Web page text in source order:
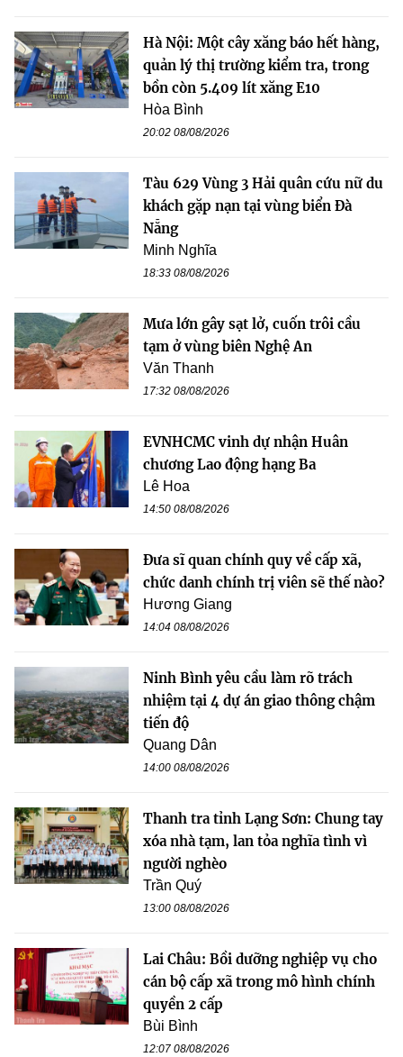
Hà Nội: Một cây xăng báo hết hàng,
quản lý thị trường kiểm tra, trong
bồn còn 5.409 lít xăng E10
Hòa Bình
20:02 08/08/2026
Tàu 629 Vùng 3 Hải quân cứu nữ du
khách gặp nạn tại vùng biển Đà
Nẵng
Minh Nghĩa
18:33 08/08/2026
Mưa lớn gây sạt lở, cuốn trôi cầu
tạm ở vùng biên Nghệ An
Văn Thanh
17:32 08/08/2026
EVNHCMC vinh dự nhận Huân
chương Lao động hạng Ba
Lê Hoa
14:50 08/08/2026
Đưa sĩ quan chính quy về cấp xã,
chức danh chính trị viên sẽ thế nào?
Hương Giang
14:04 08/08/2026
Ninh Bình yêu cầu làm rõ trách
nhiệm tại 4 dự án giao thông chậm
tiến độ
Quang Dân
14:00 08/08/2026
Thanh tra tỉnh Lạng Sơn: Chung tay
xóa nhà tạm, lan tỏa nghĩa tình vì
người nghèo
Trần Quý
13:00 08/08/2026
Lai Châu: Bồi dưỡng nghiệp vụ cho
cán bộ cấp xã trong mô hình chính
quyền 2 cấp
Bùi Bình
12:07 08/08/2026